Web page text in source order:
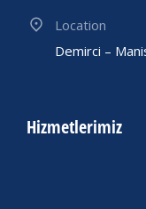
Location
Demirci –
Hizmetlerimiz